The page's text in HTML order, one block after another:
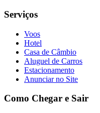
Serviços
Voos
Hotel
Casa de Câmbio
Aluguel de Carros
Estacionamento
Anunciar no Site
Como Chegar e Sair